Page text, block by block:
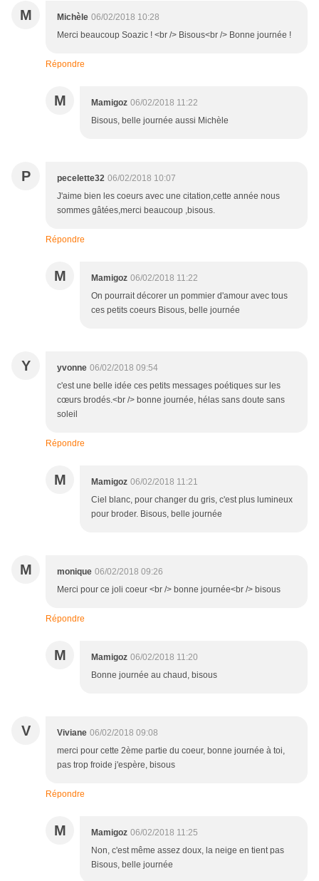
M Michèle 06/02/2018 10:28
Merci beaucoup Soazic ! <br /> Bisous<br /> Bonne journée !
Répondre
M Mamigoz 06/02/2018 11:22
Bisous, belle journée aussi Michèle
P pecelette32 06/02/2018 10:07
J'aime bien les coeurs avec une citation,cette année nous
sommes gâtées,merci beaucoup ,bisous.
Répondre
M Mamigoz 06/02/2018 11:22
On pourrait décorer un pommier d'amour avec tous
ces petits coeurs Bisous, belle journée
Y yvonne 06/02/2018 09:54
c'est une belle idée ces petits messages poétiques sur les
cœurs brodés.<br /> bonne journée, hélas sans doute sans
soleil
Répondre
M Mamigoz 06/02/2018 11:21
Ciel blanc, pour changer du gris, c'est plus lumineux
pour broder. Bisous, belle journée
M monique 06/02/2018 09:26
Merci pour ce joli coeur <br /> bonne journée<br /> bisous
Répondre
M Mamigoz 06/02/2018 11:20
Bonne journée au chaud, bisous
V Viviane 06/02/2018 09:08
merci pour cette 2ème partie du coeur, bonne journée à toi,
pas trop froide j'espère, bisous
Répondre
M Mamigoz 06/02/2018 11:25
Non, c'est même assez doux, la neige en tient pas
Bisous, belle journée